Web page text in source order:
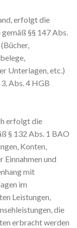
erfolgt die
§§ 147 Abs.
Unterlagen, etc.)
Abs. 4 HGB
erfolgt die
§ 132 Abs. 1 BAO
Konten,
Einnahmen und
mit
im
Leistungen,
die
erbracht werden